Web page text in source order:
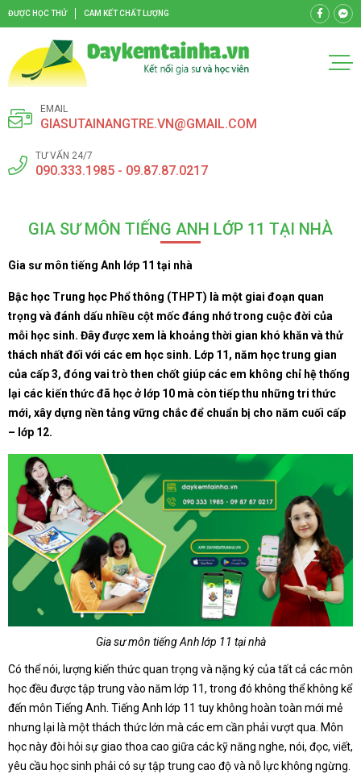
ĐƯỢC HỌC THỬ CAM KẾT CHẤT LƯỢNG
EMAIL
GIASUTAINANGTRE.VN@GMAIL.COM
TƯ VẤN 24/7
090.333.1985 - 09.87.87.0217
GIA SƯ MÔN TIẾNG ANH LỚP 11 TẠI NHÀ
Gia sư môn tiếng Anh lớp 11 tại nhà
Bậc học Trung học Phổ thông (THPT) là một giai đoạn quan
trọng và đánh dấu nhiều cột mốc đáng nhớ trong cuộc đời của
mỗi học sinh. Đây được xem là khoảng thời gian khó khăn và thử
thách nhất đối với các em học sinh. Lớp 11, năm học trung gian
của cấp 3, đóng vai trò then chốt giúp các em không chỉ hệ thống
lại các kiến thức đã học ở lớp 10 mà còn tiếp thu những tri thức
mới, xây dựng nền tảng vững chắc để chuẩn bị cho năm cuối cấp
– lớp 12.
Gia sư môn tiếng Anh lớp 11 tại nhà
Có thể nói, lượng kiến thức quan trọng và nặng ký của tất cả các môn
học đều được tập trung vào năm lớp 11, trong đó không thể không kể
đến môn Tiếng Anh. Tiếng Anh lớp 11 tuy không hoàn toàn mới mẻ
nhưng lại là một thách thức lớn mà các em cần phải vượt qua. Môn
học này đòi hỏi sự giao thoa cao giữa các kỹ năng nghe, nói, đọc, viết,
yêu cầu học sinh phải có sự tập trung cao độ và nỗ lực không ngừng.